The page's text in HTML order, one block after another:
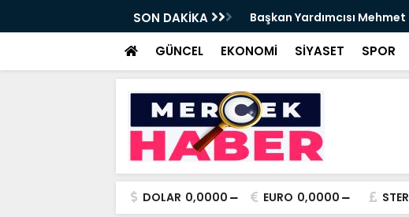
SON DAKİKA
Tırpan görevinden ayrıldı - Videolu Cevdet Yılmaz: Nitelikli
GÜNCEL EKONOMİ SİYASET SPOR
DOLAR 0,0000 EURO 0,0000